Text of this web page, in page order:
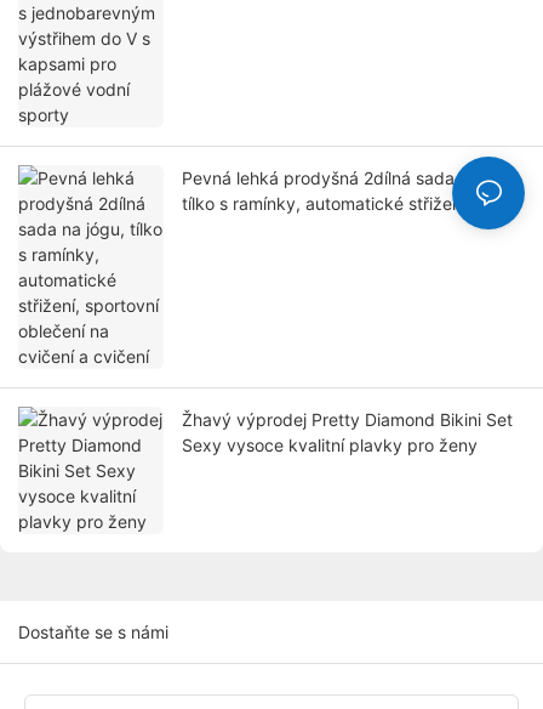
Pevná lehká prodyšná 2dílná sada na jógu,
tílko s ramínky, automatické střižení,
sportovní oblečení na cvičení a cvičení
Žhavý výprodej Pretty Diamond Bikini Set
Sexy vysoce kvalitní plavky pro ženy
Dostaňte se s námi